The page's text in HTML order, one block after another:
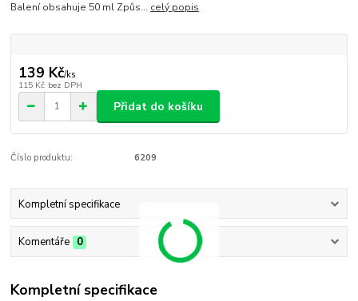
Balení obsahuje 50 ml Způs... celý popis
139 Kč/ks
115 Kč bez DPH
Přidat do košíku
Číslo produktu: 6209
Kompletní specifikace
Komentáře 0
Kompletní specifikace